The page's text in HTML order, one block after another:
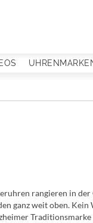
rangieren in
ganz weit oben. Kein
Traditionsmarke